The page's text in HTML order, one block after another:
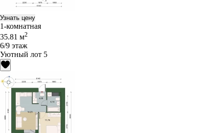
Узнать цену
1-комнатная
35.81 м2
6/9 этаж
Уютный лот 5